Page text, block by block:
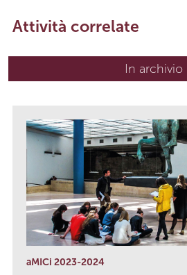
Attività correlate
In archivio
aMICi 2023-2024